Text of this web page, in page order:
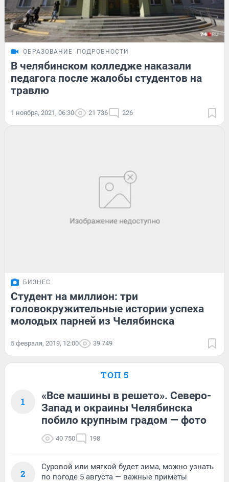
ОБРАЗОВАНИЕ ПОДРОБНОСТИ
В челябинском колледже наказали
педагога после жалобы студентов на
травлю
1 ноября, 2021, 06:30 21 736 226
БИЗНЕС
Студент на миллион: три
головокружительные истории успеха
молодых парней из Челябинска
5 февраля, 2019, 12:00 39 749
ТОП 5
1
«Все машины в решето». Северо-
Запад и окраины Челябинска
побило крупным градом — фото
40 750 198
2
Суровой или мягкой будет зима, можно узнать
по погоде 5 августа — важные приметы